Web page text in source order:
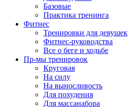
Базовые
Практика тренинга
Фитнес
Тренировки для девушек
Фитнес-руководства
Все о беге и ходьбе
Пр-мы тренировок
Круговая
На силу
На выносливость
Для похудения
Для массанабора